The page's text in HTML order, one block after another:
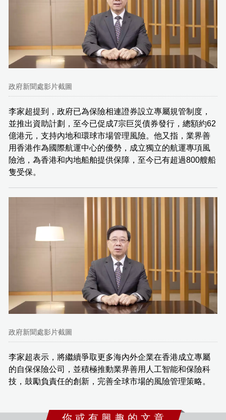
政府新聞處影片截圖
李家超提到，政府已為保險相連證券設立專屬規管制度，
並推出資助計劃，至今已促成7宗巨災債券發行，總額約62
億港元，支持內地和環球市場管理風險。他又指，業界善
用香港作為國際航運中心的優勢，成立獨立的航運專項風
險池，為香港和內地船舶提供保障，至今已有超過800艘船
隻受保。
政府新聞處影片截圖
李家超表示，將繼續爭取更多海內外企業在香港成立專屬
的自保保險公司，並積極推動業界善用人工智能和保險科
技，鼓勵負責任的創新，完善全球市場的風險管理策略。
你 或 有 興 趣 的 文 章